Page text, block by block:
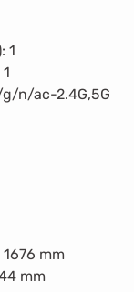
1
g/n/ac-2.4G,5G
mm
mm